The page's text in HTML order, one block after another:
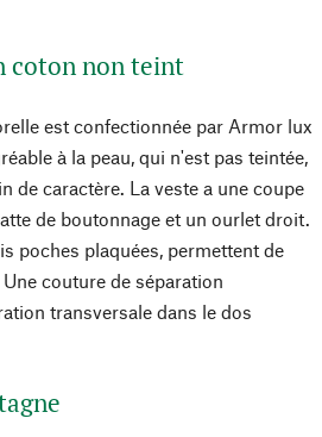
coton non teint
est confectionnée par Armor lux
à la peau, qui n'est pas teintée,
de caractère. La veste a une coupe
de boutonnage et un ourlet droit.
poches plaquées, permettent de
couture de séparation
transversale dans le dos